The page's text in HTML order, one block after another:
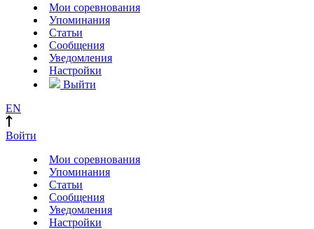
Мои соревнования
Упоминания
Статьи
Сообщения
Уведомления
Настройки
Выйти
EN
Войти
Мои соревнования
Упоминания
Статьи
Сообщения
Уведомления
Настройки